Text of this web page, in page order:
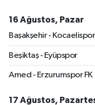
16 Ağustos, Pazar
Başakşehir - Kocaelispor
Beşiktaş - Eyüpspor
Amed - Erzurumspor FK
17 Ağustos,